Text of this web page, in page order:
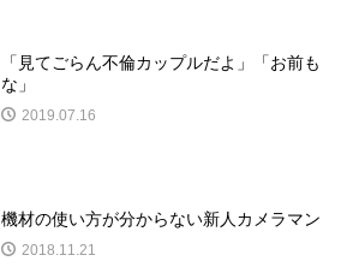
「見てごらん不倫カップルだよ」「お前も
な」
2019.07.16
機材の使い方が分からない新人カメラマン
2018.11.21